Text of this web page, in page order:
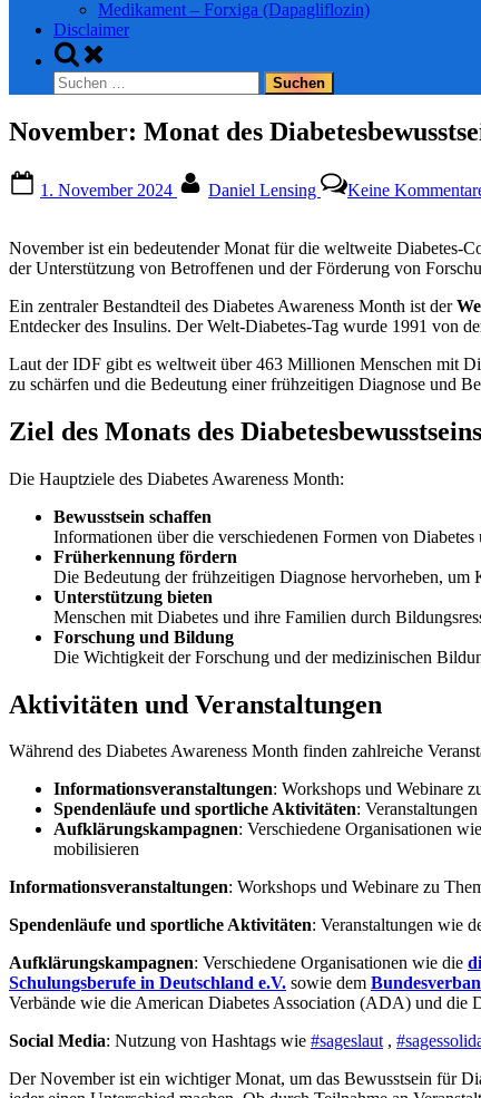
Medikament – Forxiga (Dapagliflozin)
Disclaimer
Toggle
search
form
Suchen
nach:
November: Monat des
on
1. November 2024 Daniel Lensing Keine
November ist ein bedeutender Monat für die weltweite Diabetes-
der Unterstützung von Betroffenen und der Förderung von
Ein zentraler Bestandteil des Diabetes Awareness Month ist der
Entdecker des Insulins. Der Welt-Diabetes-Tag wurde 1991 von
Laut der IDF gibt es weltweit über 463 Millionen Menschen mit
zu schärfen und die Bedeutung einer frühzeitigen Diagnose und
Ziel des Monats des Diabetesbewusstseins
Die Hauptziele des Diabetes Awareness Month:
Bewusstsein schaffen
Informationen über die verschiedenen Formen von
Früherkennung fördern
Die Bedeutung der frühzeitigen Diagnose hervorheben,
Unterstützung bieten
Menschen mit Diabetes und ihre Familien durch
Forschung und Bildung
Die Wichtigkeit der Forschung und der medizinischen
Aktivitäten und Veranstaltungen
Während des Diabetes Awareness Month finden zahlreiche
Informationsveranstaltungen: Workshops und Webinare
Spendenläufe und sportliche Aktivitäten:
Aufklärungskampagnen: Verschiedene Organisationen
mobilisieren
Informationsveranstaltungen: Workshops und Webinare zu
Spendenläufe und sportliche Aktivitäten: Veranstaltungen wie
Aufklärungskampagnen: Verschiedene Organisationen wie die
Schulungsberufe in Deutschland e.V. sowie dem
Verbände wie die American Diabetes Association (ADA) und die
Social Media: Nutzung von Hashtags wie #sageslaut,
Der November ist ein wichtiger Monat, um das Bewusstsein für